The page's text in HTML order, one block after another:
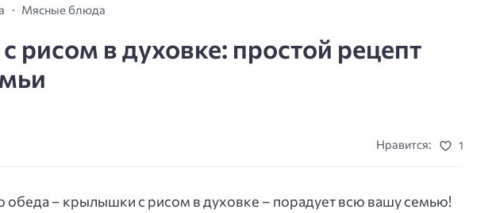
Мясные блюда
в духовке: простой рецепт
Нравится: 1
обеда – крылышки с рисом в духовке – порадует всю вашу семью!